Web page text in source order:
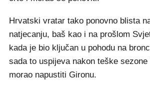
Hrvatski vratar tako ponovno blista
natjecanju, baš kao i na prošlom
kada je bio ključan u pohodu na
sada to uspijeva nakon teške
morao napustiti Gironu.